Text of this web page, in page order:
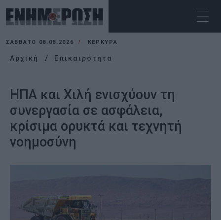
ΣΆΒΒΑΤΟ 08.08.2026 ΚΕΡΚΥΡΑ
Αρχική Επικαιρότητα
ΗΠΑ και Χιλή ενισχύουν τη
συνεργασία σε ασφάλεια,
κρίσιμα ορυκτά και τεχνητή
νοημοσύνη